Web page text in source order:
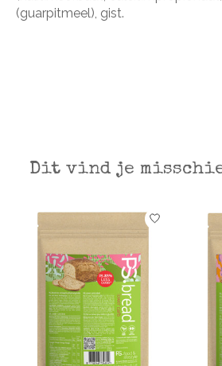
(guarpitmeel), gist.
Dit vind je
Items van productcarrousel